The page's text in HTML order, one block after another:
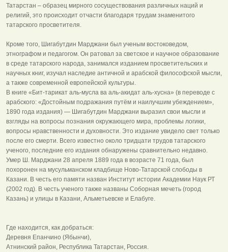
Татарстан – образец мирного сосуществования различных наций и
религий, это происходит отчасти благодаря трудам знаменитого
татарского просветителя.
Кроме того, Шигабутдин Марджани был ученым востоковедом,
этнографом и педагогом. Он ратовал за светское и научное образование
в среде татарского народа, занимался изданием просветительских и
научных книг, изучал наследие античной и арабской философской мысли,
а также современной европейской культуры.
В книге «Бит-тарикат аль-мусла ва аль-акидат аль-хусна» (в переводе с
арабского: «Достойным подражания путём и наилучшим убеждением»,
1890 года издания) — Шигабутдин Марджани выразил свои мысли и
взгляды на вопросы познания окружающего мира, проблемы логики,
вопросы нравственности и духовности. Это издание увидело свет только
после его смерти. Всего известно около тридцати трудов татарского
ученого, последние его издания обнаружены сравнительно недавно.
Умер Ш. Марджани 28 апреля 1889 года в возрасте 71 года, был
похоронен на мусульманском кладбище Ново-Татарской слободы в
Казани. В честь его памяти назван Институт истории Академии Наук РТ
(2002 год). В честь ученого также названы Соборная мечеть (город
Казань) и улицы в Казани, Альметьевске и Елабуге.
Где находится, как добраться:
Деревня Епанчино (Ябынчи),
Атнинский район, Республика Татарстан, Россия.